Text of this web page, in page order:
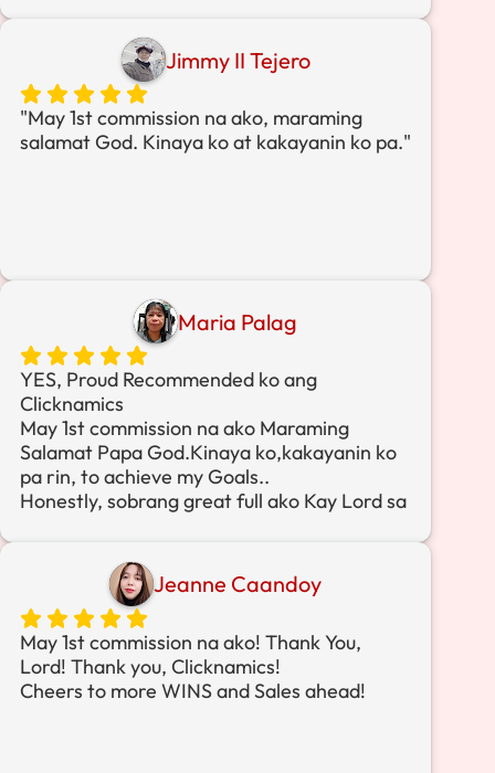
amount for some pero sa akin, im more than
grateful na because i know i can make my
own money doing it online w/o needing any
other complicated systems. Excited for
what's ahead - SO if you're looking for a
Jimmy II Tejero
"May 1st commission na ako, maraming
salamat God. Kinaya ko at kakayanin ko pa."
Maria Palag
YES, Proud Recommended ko ang
Clicknamics
May 1st commission na akoMaraming
Salamat Papa God.Kinaya ko,kakayanin ko
pa rin, to achieve my Goals..
Honestly, sobrang great full ako Kay Lord sa
para mas doable para sa mga Affiliates ....
Tulad ko zero knowledge hindi tayo
mangangapa kasi my done for you system,
training at clear step by step guide na
susundan mo nalng.......
Jeanne Caandoy
May 1st commission na ako! Thank You,
Lord! Thank you, Clicknamics!
Cheers to more WINS and Sales ahead!